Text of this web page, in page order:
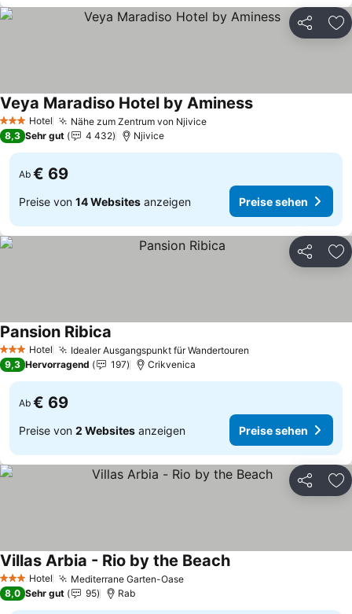
Teilen
3 SterneHotel Nähe zum Zentrum von Njivice
Veya Maradiso Hotel by Aminess
8,3 Sehr gut 4 432 Njivice
Ab € 69
Preise von 14 Websites anzeigen Preise sehen
Teilen
3 SterneHotel Idealer Ausgangspunkt für Wandertouren
Pansion Ribica
9,3 Hervorragend 197 Crikvenica
Ab € 69
Preise von 2 Websites anzeigen Preise sehen
Teilen
3 SterneHotel Mediterrane Garten-Oase
Villas Arbia - Rio by the Beach
8,0 Sehr gut 95 Rab